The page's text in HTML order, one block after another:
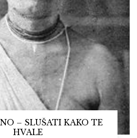
– SLUŠATI KAKO TE
HVALE